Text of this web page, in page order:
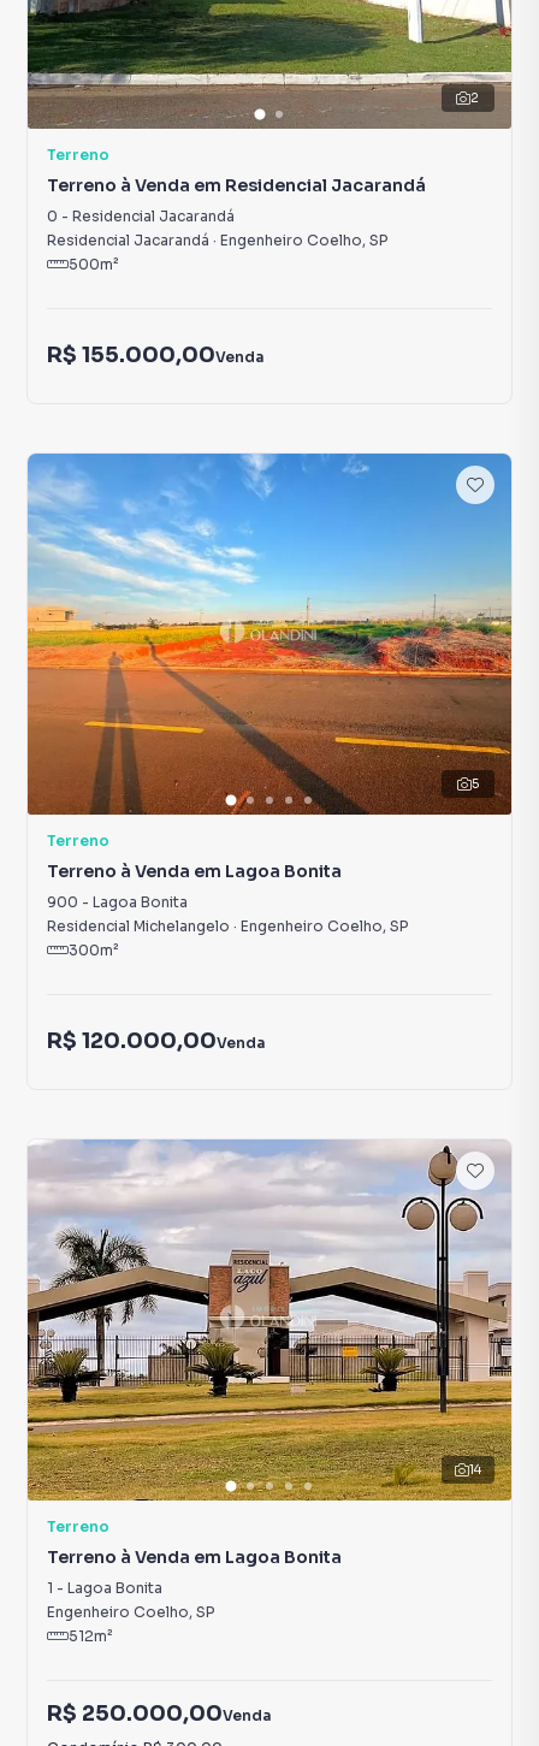
2
Terreno
Terreno à Venda em Residencial Jacarandá
0 - Residencial Jacarandá
Residencial Jacarandá · Engenheiro Coelho, SP
500m²
R$ 155.000,00Venda
5
Terreno
Terreno à Venda em Lagoa Bonita
900 - Lagoa Bonita
Residencial Michelangelo · Engenheiro Coelho, SP
300m²
R$ 120.000,00Venda
14
Terreno
Terreno à Venda em Lagoa Bonita
1 - Lagoa Bonita
Engenheiro Coelho, SP
512m²
R$ 250.000,00Venda